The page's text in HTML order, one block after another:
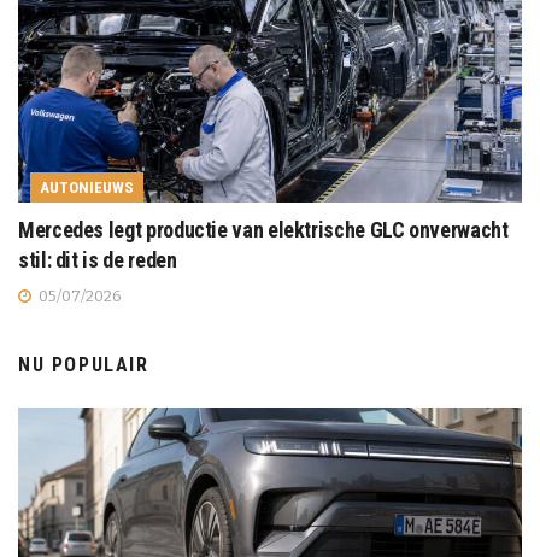
AUTONIEUWS
Mercedes legt productie van elektrische GLC onverwacht
stil: dit is de reden
05/07/2026
NU POPULAIR